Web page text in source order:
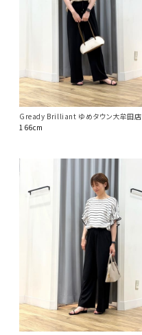
Gready Brilliant ゆめタウン大牟田店
166cm